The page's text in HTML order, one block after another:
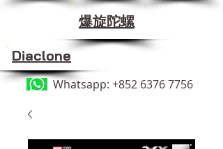
​爆旋陀螺
Diaclone
Whatsapp: +852 6376 7756